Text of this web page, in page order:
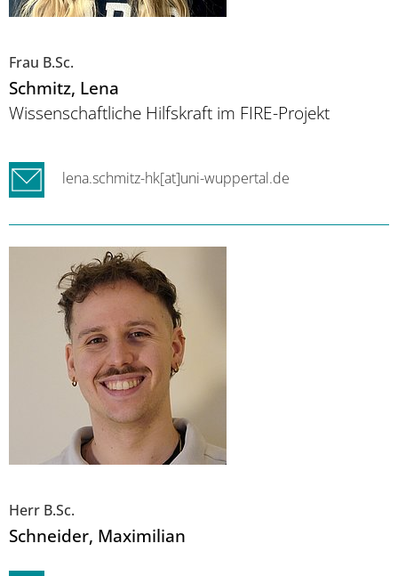
Frau B.Sc.
Schmitz, Lena
Wissenschaftliche Hilfskraft im FIRE-Projekt
lena.schmitz-hk[at]uni-wuppertal.de
Herr B.Sc.
Schneider, Maximilian